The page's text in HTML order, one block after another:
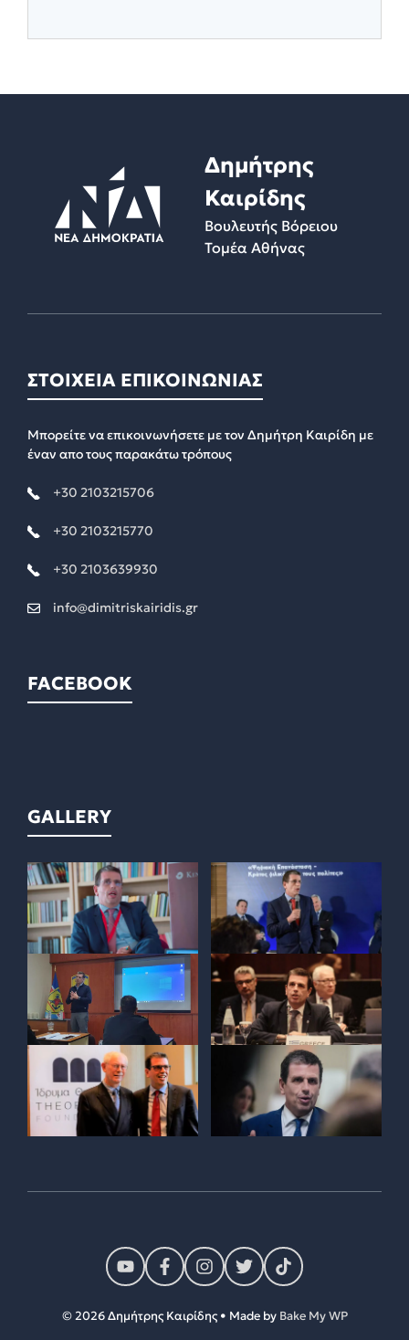
Δημήτρης
Καιρίδης
Βουλευτής Βόρειου
Τομέα Αθήνας
ΣΤΟΙΧΕΙΑ ΕΠΙΚΟΙΝΩΝΙΑΣ
Μπορείτε να επικοινωνήσετε με τον Δημήτρη Καιρίδη με
έναν απο τους παρακάτω τρόπους
+30 2103215706
+30 2103215770
+30 2103639930
info@dimitriskairidis.gr
FACEBOOK
GALLERY
© 2026 Δημήτρης Καιρίδης • Made by Bake My WP